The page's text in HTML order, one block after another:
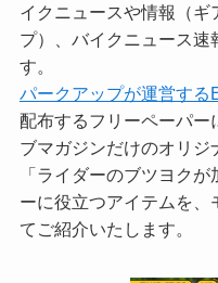
イクニュースや情報（
プ）、バイクニュース
す。
パークアップが運営する
配布するフリーペーパー
ブマガジンだけのオリジ
「ライダーのブツヨク
ーに役立つアイテムを、
てご紹介いたします。